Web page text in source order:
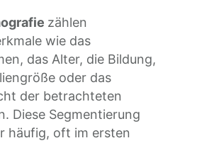
zählen
wie das
das Alter, die Bildung,
oder das
der betrachteten
Diese Segmentierung
häufig, oft im ersten